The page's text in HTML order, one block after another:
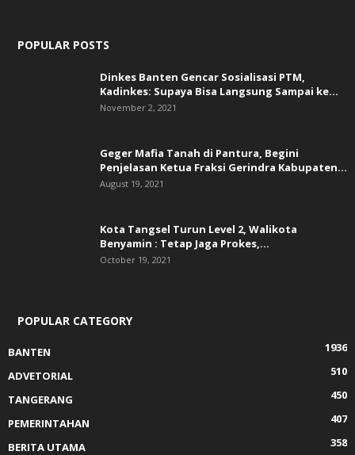
POPULAR POSTS
Dinkes Banten Gencar Sosialisasi PTM,
Kadinkes: Supaya Bisa Langsung Sampai ke...
November 2, 2021
Geger Mafia Tanah di Pantura, Begini
Penjelasan Ketua Fraksi Gerindra Kabupaten...
August 19, 2021
Kota Tangsel Turun Level 2, Walikota
Benyamin : Tetap Jaga Prokes,...
October 19, 2021
POPULAR CATEGORY
BANTEN
1936
ADVETORIAL
510
TANGERANG
450
PEMERINTAHAN
407
BERITA UTAMA
358